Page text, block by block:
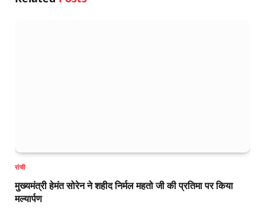
रांची
मुख्यमंत्री हेमंत सोरेन ने शहीद निर्मल महतो जी की प्रतिमा पर किया
मल्यार्पण